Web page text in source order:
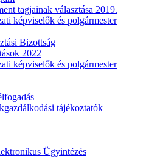
tagjainak választása 2019.
képviselők és polgármester
Bizottság
2022
képviselők és polgármester
tájékoztatók
Ügyintézés